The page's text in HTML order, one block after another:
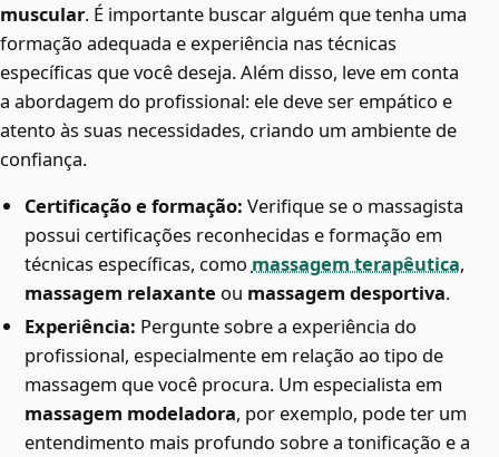
muscular. É importante buscar alguém que tenha uma
formação adequada e experiência nas técnicas
específicas que você deseja. Além disso, leve em conta
a abordagem do profissional: ele deve ser empático e
atento às suas necessidades, criando um ambiente de
confiança.
Certificação e formação: Verifique se o massagista
possui certificações reconhecidas e formação em
técnicas específicas, como massagem terapêutica,
massagem relaxante ou massagem desportiva.
Experiência: Pergunte sobre a experiência do
profissional, especialmente em relação ao tipo de
massagem que você procura. Um especialista em
massagem modeladora, por exemplo, pode ter um
entendimento mais profundo sobre a tonificação e a